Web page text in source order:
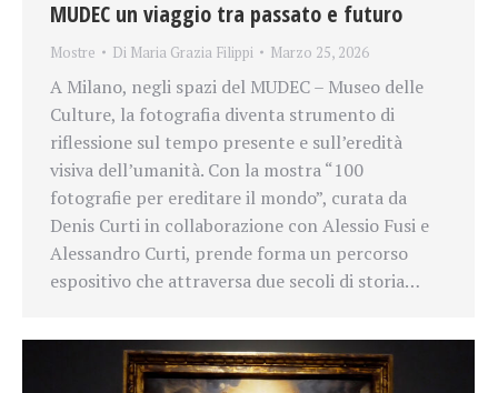
MUDEC un viaggio tra passato e futuro
Mostre Di Maria Grazia Filippi Marzo 25, 2026
A Milano, negli spazi del MUDEC – Museo delle
Culture, la fotografia diventa strumento di
riflessione sul tempo presente e sull’eredità
visiva dell’umanità. Con la mostra “100
fotografie per ereditare il mondo”, curata da
Denis Curti in collaborazione con Alessio Fusi e
Alessandro Curti, prende forma un percorso
espositivo che attraversa due secoli di storia…